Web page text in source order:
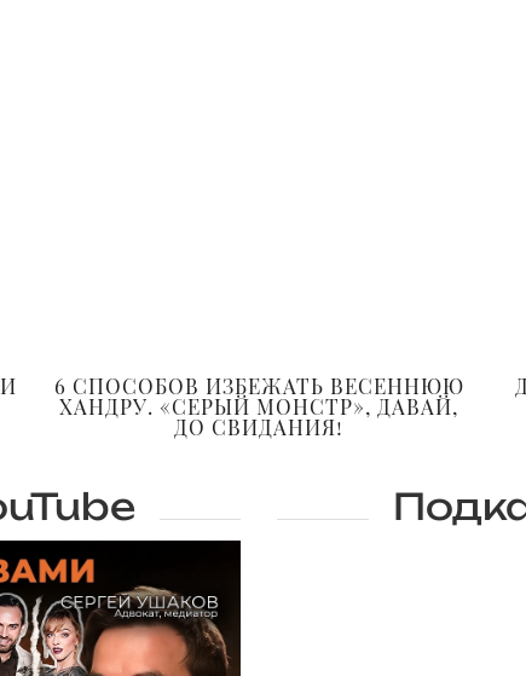
6 СПОСОБОВ ИЗБЕЖАТЬ ВЕСЕННЮЮ
ХАНДРУ. «СЕРЫЙ МОНСТР», ДАВАЙ,
ДО СВИДАНИЯ!